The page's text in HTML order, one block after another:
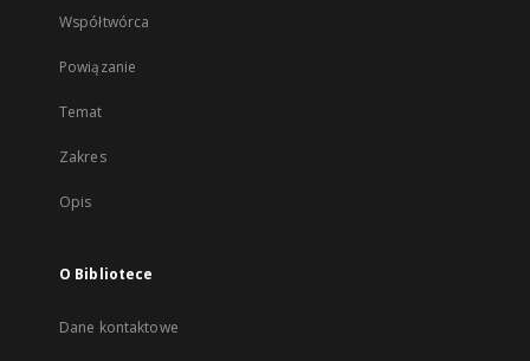
Współtwórca
Powiązanie
Temat
Zakres
Opis
O Bibliotece
Dane kontaktowe